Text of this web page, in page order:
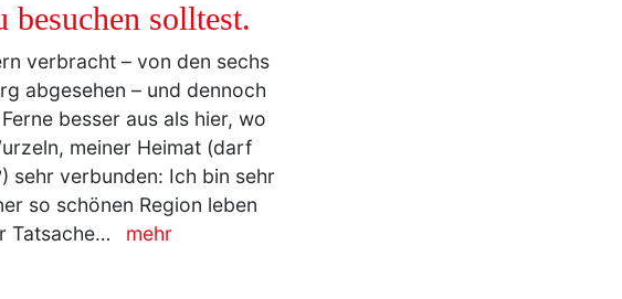
besuchen solltest.
verbracht – von den sechs
abgesehen – und dennoch
besser aus als hier, wo
meiner Heimat (darf
sehr verbunden: Ich bin sehr
so schönen Region leben
Tatsache…
mehr